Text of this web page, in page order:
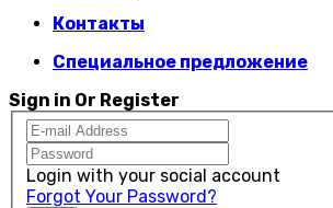
Контакты
Специальное предложение
Sign in Or Register
Login with your social account
Forgot Your Password?